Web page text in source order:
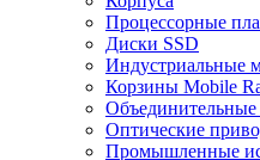
Процессорные
Диски SSD
Индустриальные
Корзины Mobile
Оптические
Промышленные